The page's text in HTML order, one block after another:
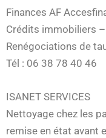
Finances AF
Crédits immobiliers
Renégociations de
Tél : 06 38 78 40 46
ISANET SERVICES
Nettoyage chez les
remise en état avant